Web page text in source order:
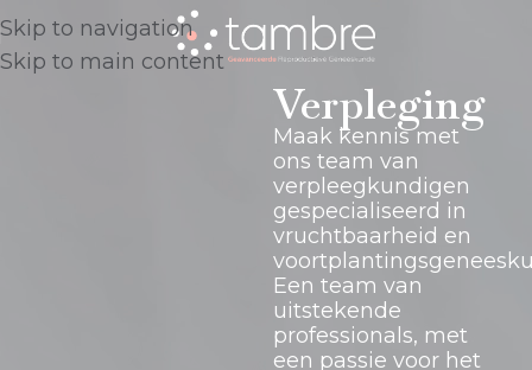
Skip to navigation
Skip to main content
Verpleging
Maak kennis met
ons team van
verpleegkundigen
gespecialiseerd in
vruchtbaarheid en
Een team van
uitstekende
professionals, met
een passie voor het